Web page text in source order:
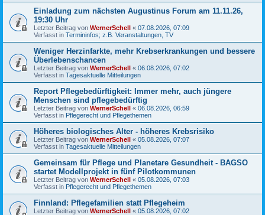
Einladung zum nächsten Augustinus Forum am 11.11.26,
19:30 Uhr
Letzter Beitrag von WernerSchell « 07.08.2026, 07:09
Verfasst in Termininfos; z.B. Veranstaltungen, TV
Weniger Herzinfarkte, mehr Krebserkrankungen und bessere
Überlebenschancen
Letzter Beitrag von WernerSchell « 06.08.2026, 07:02
Verfasst in Tagesaktuelle Mitteilungen
Report Pflegebedürftigkeit: Immer mehr, auch jüngere
Menschen sind pflegebedürftig
Letzter Beitrag von WernerSchell « 06.08.2026, 06:59
Verfasst in Pflegerecht und Pflegethemen
Höheres biologisches Alter - höheres Krebsrisiko
Letzter Beitrag von WernerSchell « 05.08.2026, 07:07
Verfasst in Tagesaktuelle Mitteilungen
Gemeinsam für Pflege und Planetare Gesundheit - BAGSO
startet Modellprojekt in fünf Pilotkommunen
Letzter Beitrag von WernerSchell « 05.08.2026, 07:03
Verfasst in Pflegerecht und Pflegethemen
Finnland: Pflegefamilien statt Pflegeheim
Letzter Beitrag von WernerSchell « 05.08.2026, 07:02